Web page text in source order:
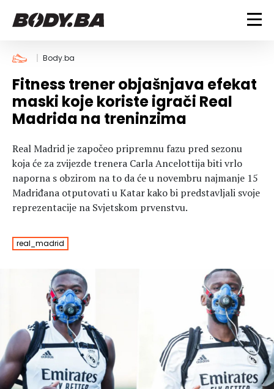
FITNESS
Vježbanje
Mršanje
Discipline
BODYBUILDING
Trening i vježbe
Savjeti
Ostalo
ISHRANA
Dijete
Nutricionizam
Recepti
Suplementi
ZDRAVLJE
Um i tijelo
Povrede i bolesti
Trudnice
LIFESTYLE
Fitness
Ishrana
Zdravlje
Hedonizam
MAGAZIN
Njega nje
Njega njega
Šminka
Tehnologija
KALORIJE
Body.ba
Fitness trener objašnjava efekat
maski koje koriste igrači Real
Madrida na treninzima
Real Madrid je započeo pripremnu fazu pred sezonu
koja će za zvijezde trenera Carla Ancelottija biti vrlo
naporna s obzirom na to da će u novembru najmanje 15
Madriđana otputovati u Katar kako bi predstavljali svoje
reprezentacije na Svjetskom prvenstvu.
real_madrid